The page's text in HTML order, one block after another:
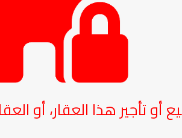
أو تأجير هذا العقار، أو